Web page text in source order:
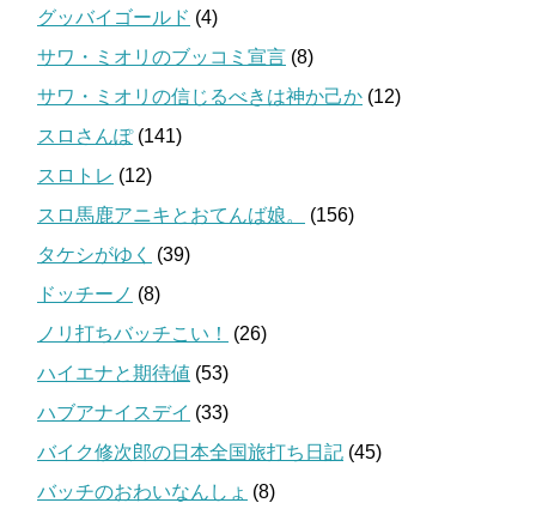
グッバイゴールド (4)
サワ・ミオリのブッコミ宣言 (8)
サワ・ミオリの信じるべきは神か己か (12)
スロさんぽ(141)
スロトレ (12)
スロ馬鹿アニキとおてんば娘。
(156)
タケシがゆく
(39)
ドッチーノ (8)
ノリ打ちバッチこい！
(26)
ハイエナと期待値 (53)
ハブアナイスデイ (33)
バイク修次郎の日本全国旅打ち日記 (45)
バッチのおわいなんしょ (8)